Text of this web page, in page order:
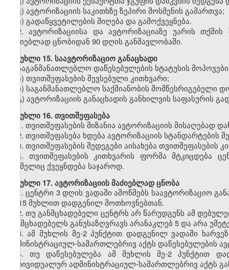
ვ) ავტორიზაციის საკითხზე ზეპირი მოსმენის გამართვა;
ზ) გადაწყვეტილების მიღება და გამოქვეყნება.
2. ავტორიზაციისა და ავტორიზაციაზე უარის თქმის
მაძიებლად ცნობიდან 90 დღის განმავლობაში.
მუხლი 15. საავტორიზაციო განაცხადი
საგანმანათლებლო დაწესებულების სტატუსის
ა) თვითშეფასების შევსებული კითხვარი;
ბ) საგანმანათლებლო საქმიანობის მომწესრიგებელი
გ) ავტორიზაციის განაცხადის განხილვის საფასურის
მუხლი 16. თვითშეფასება
1. თვითშეფასების მიზანია ავტორიზაციის მისაღებად
2. თვითშეფასება ხდება ავტორიზაციის სტანდარტების
3. თვითშეფასების შედეგები აისახება თვითშეფასების
4. თვითშეფასების კითხვარის ფორმა მტკიცდება
რომელიც ქვეყნდება საჯაროდ.
მუხლი 17. ავტორიზაციის მაძიებლად ცნობა
1. ცენტრი 3 დღის ვადაში ამოწმებს საავტორიზაციო
მე-15 მუხლით დადგენილ მოთხოვნებთან.
2. თუ განმცხადებელი ცენტრს არ წარუდგენს ამ
განმცხადებელს განუსაზღვრავს არანაკლებ 5 და არა
3. ამ მუხლის მე-2 პუნქტით დადგენილ ვადაში
ადმინისტრაციულ-სამართლებრივ აქტს დაწესებულების
4. თუ დაწესებულება ამ მუხლის მე-2 პუნქტით
ინდივიდუალურ ადმინისტრაციულ-სამართლებრივ აქტს